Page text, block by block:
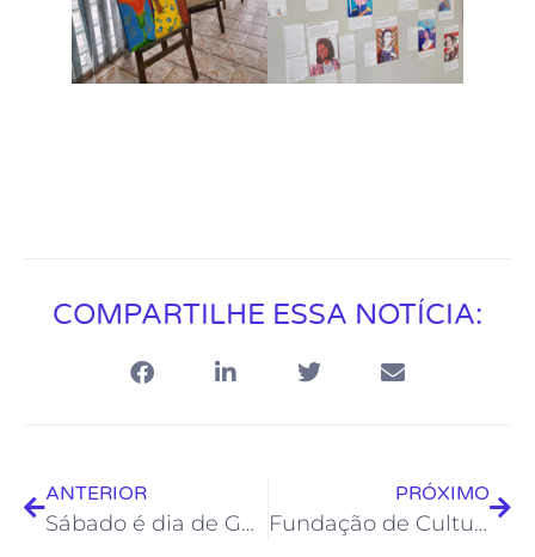
COMPARTILHE ESSA NOTÍCIA:
ANTERIOR
Sábado é dia de Galpão em Ação
PRÓXIMO
Fundação de Cultura informa que estão abertas inscrições para o Prêmio Inspirar 2023